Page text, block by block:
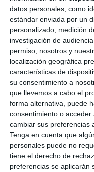
datos personales, como
estándar enviada por un
personalizado, medición
investigación de
permiso, nosotros y
localización geográfica
características de
su consentimiento a
que llevemos a cabo el
forma alternativa, puede
consentimiento o
cambiar sus preferencias
Tenga en cuenta que
personales puede no
tiene el derecho de
preferencias se aplicarán
comedia) y mejor
yMichelle Williams
actriz de musical o
El reparto cuenta
TonyEddie Redmayne
de un OscarJudi
Junto a ellos se
británicos de mayor
Leigh, Dougray Scott
Wanamaker, Emma
Geraldine Somervill,
Dominic Cooper.